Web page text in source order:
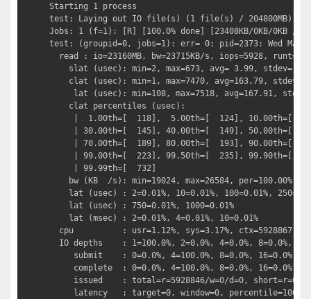
Starting 1 process
test: Laying out IO file(s) (1 file(s) / 204800MB)
Jobs: 1 (f=1): [R] [100.0% done] [23408KB/0KB/0KB /
test: (groupid=0, jobs=1): err= 0: pid=2373: Wed Mar
read : io=23160MB, bw=23715KB/s, iops=5928,
slat (usec): min=2, max=673, avg= 3.99, stdev=
clat (usec): min=1, max=7470, avg=163.79,
lat (usec): min=108, max=7518, avg=167.91,
clat percentiles (usec):
|  1.00th=[  118],  5.00th=[  124], 10.00th=[
| 30.00th=[  145], 40.00th=[  149], 50.00th=[
| 70.00th=[  189], 80.00th=[  193], 90.00th=[
| 99.00th=[  223], 99.50th=[  235], 99.90th=[
| 99.99th=[  732]
bw (KB  /s): min=19024, max=26584, per=100.00%,
lat (usec) : 2=0.01%, 10=0.01%, 100=0.01%,
lat (usec) : 750=0.01%, 1000=0.01%
lat (msec) : 2=0.01%, 4=0.01%, 10=0.01%
cpu          : usr=1.12%, sys=3.17%, ctx=5928867,
IO depths    : 1=100.0%, 2=0.0%, 4=0.0%, 8=0.0%,
submit    : 0=0.0%, 4=100.0%, 8=0.0%, 16=0.0%,
complete  : 0=0.0%, 4=100.0%, 8=0.0%, 16=0.0%,
issued    : total=r=5928846/w=0/d=0, short=r=0/
latency   : target=0, window=0,